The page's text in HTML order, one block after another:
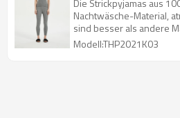
Die Strickpyjamas aus
Nachtwäsche-Material,
sind besser als andere
Modell:THP2021K03